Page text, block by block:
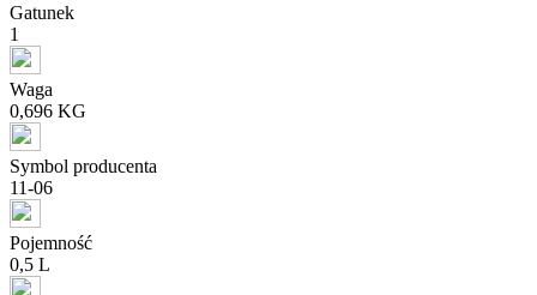
Gatunek
1
Waga
0,696 KG
Symbol producenta
11-06
Pojemność
0,5 L